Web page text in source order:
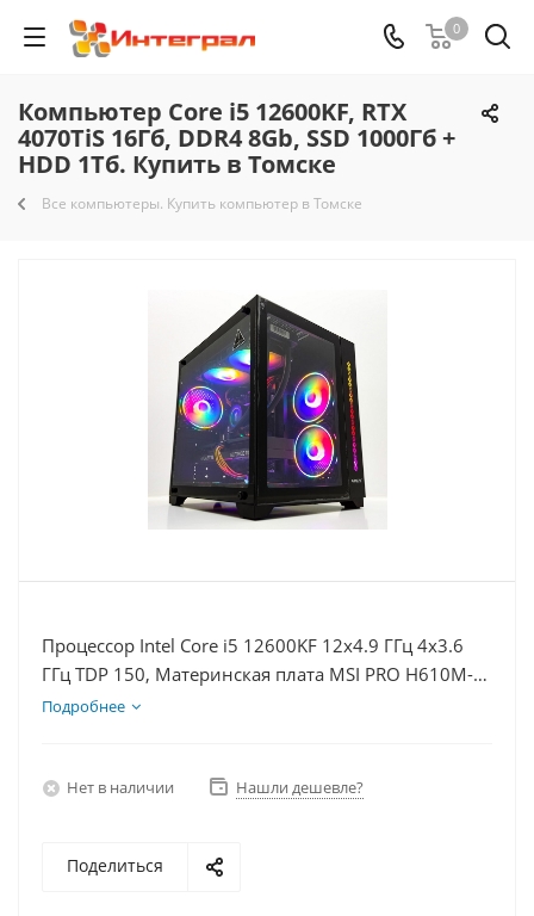
0
Компьютер Core i5 12600KF, RTX
4070TiS 16Гб, DDR4 8Gb, SSD 1000Гб +
HDD 1Тб. Купить в Томске
Все компьютеры. Купить компьютер в Томске
Процессор Intel Core i5 12600KF 12x4.9 ГГц 4x3.6
ГГц TDP 150, Материнская плата MSI PRO H610M-E,
Видеокарта RTX 4070TiS 16Гб, Память DDR4 8Gb,
Подробнее
Нет в наличии Нашли дешевле?
Поделиться